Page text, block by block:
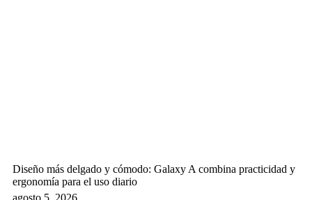
Diseño más delgado y cómodo: Galaxy A combina practicidad y
ergonomía para el uso diario
agosto 5, 2026